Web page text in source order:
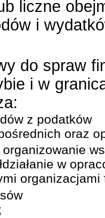
liczne
i
do spraw
i w
z podatków
oraz
w
organizacjami